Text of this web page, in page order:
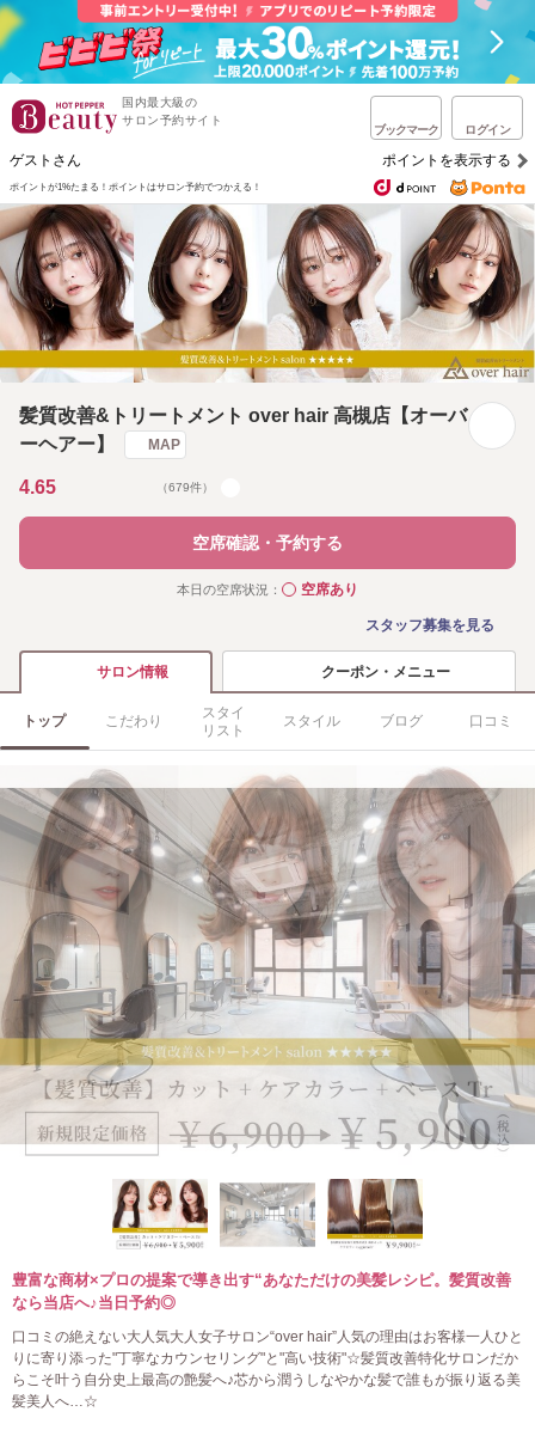
国内最大級の
サロン予約サイト
ブックマーク ログイン
ゲストさん ポイントを表示する
ポイントが1%たまる！ ポイントはサロン予約でつかえる！
髪質改善&トリートメント over hair 高槻店【オーバ
ーヘアー】
MAP
4.65 （679件）
空席確認・予約する
本日の空席状況： ◯空席あり
スタッフ募集を見る
サロン情報 クーポン・メニュー
トップ こだわり
スタイ
リスト
スタイル ブログ 口コミ
豊富な商材×プロの提案で導き出す“あなただけの美髪レシピ。髪質改善
なら当店へ♪当日予約◎
口コミの絶えない大人気大人女子サロン“over hair”人気の理由はお客様一人ひと
りに寄り添った"丁寧なカウンセリング"と"高い技術"☆髪質改善特化サロンだか
らこそ叶う自分史上最高の艶髪へ♪芯から潤うしなやかな髪で誰もが振り返る美
髪美人へ…☆